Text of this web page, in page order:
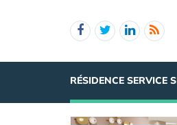
RÉSIDENCE SERVICE